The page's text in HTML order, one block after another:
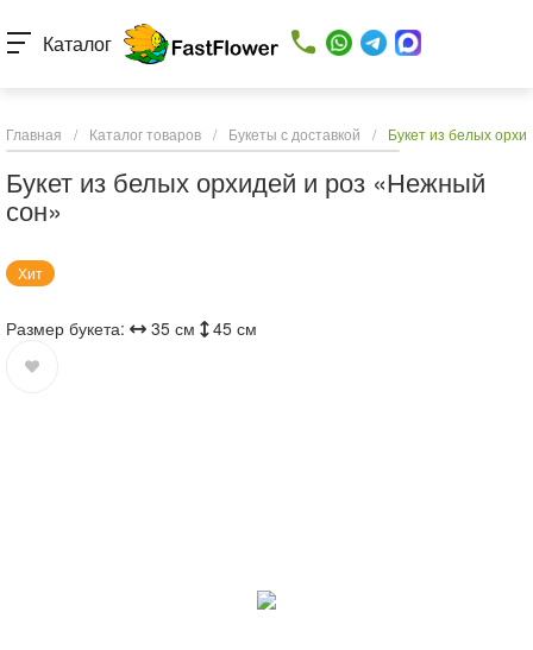
Каталог
Главная / Каталог товаров / Букеты с доставкой / Букет из белых
Букет из белых орхидей и роз «Нежный
сон»
Хит
Размер букета: 35 см 45 см